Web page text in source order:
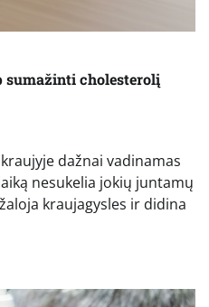
sumažinti cholesterolį
dažnai vadinamas
nesukelia jokių juntamų
kraujagysles ir didina